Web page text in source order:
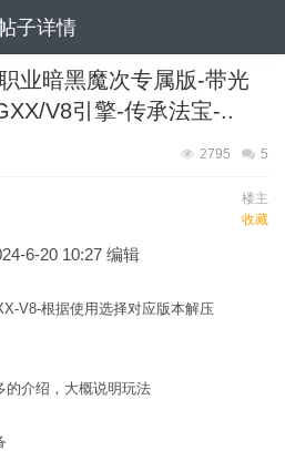
子详情
业暗黑魔次专属版-带光
V8引擎-传承法宝-..
5
2795
楼主
收藏
6-20 10:27 编辑
V8-根据使用选择对应版本解压
的介绍，大概说明玩法